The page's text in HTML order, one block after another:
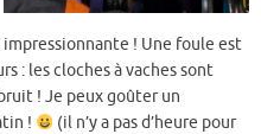
impressionnante ! Une foule est
: les cloches à vaches sont
! Je peux goûter un
!
(il n’y a pas d’heure pour